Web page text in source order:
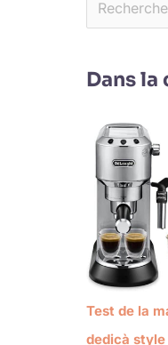
Dans
Test de la
dedicà